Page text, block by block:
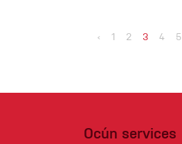
‹ 1 2 3 4 5
Ocún services